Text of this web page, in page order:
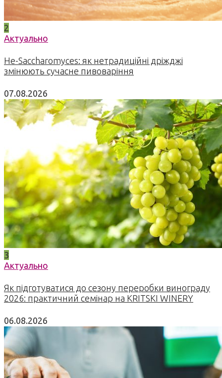
2
Актуально
Не-Saccharomyces: як нетрадиційні дріжджі
змінюють сучасне пивоваріння
07.08.2026
3
Актуально
Як підготуватися до сезону переробки винограду
2026: практичний семінар на KRITSKI WINERY
06.08.2026